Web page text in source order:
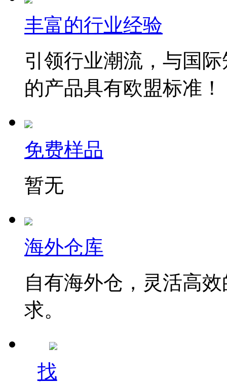
丰富的行业经验
引领行业潮流，与国
的产品具有欧盟标准！
免费样品
暂无
海外仓库
自有海外仓，灵活高
求。
找